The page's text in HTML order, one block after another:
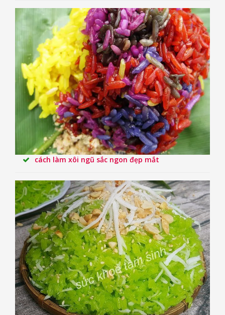
cách làm xôi ngũ sắc ngon đẹp mắt